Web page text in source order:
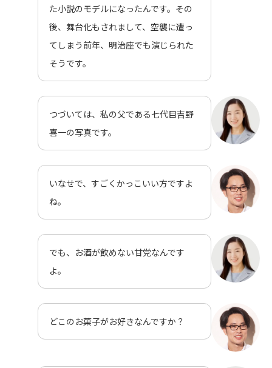
た小説のモデルになったんです。その
後、舞台化もされまして、空襲に遭っ
てしまう前年、明治座でも演じられた
そうです。
つづいては、私の父である七代目吉野
喜一の写真です。
いなせで、すごくかっこいい方ですよ
ね。
でも、お酒が飲めない甘党なんです
よ。
どこのお菓子がお好きなんですか？